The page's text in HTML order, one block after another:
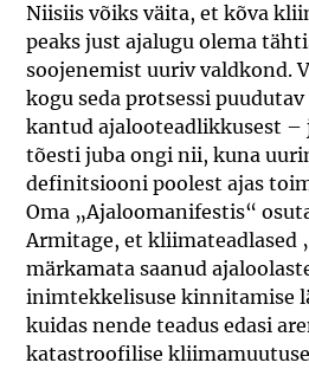
Niisiis võiks väita, et kõva
peaks just ajalugu olema
soojenemist uuriv valdkond.
kogu seda protsessi
kantud ajalooteadlikkusest –
tõesti juba ongi nii, kuna
definitsiooni poolest ajas
Oma „Ajaloomanifestis“
Armitage, et kliimateadlased
märkamata saanud
inimtekkelisuse kinnitamise
kuidas nende teadus edasi
katastroofilise